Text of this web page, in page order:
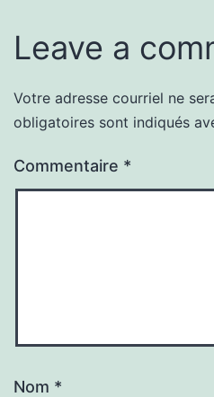
Leave a
Votre adresse courriel ne
obligatoires sont indiqués
Commentaire *
Nom *